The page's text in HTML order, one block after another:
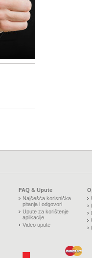
FAQ & Upute
Najčešća korisnička
pitanja i odgovori
Upute za korištenje
aplikacije
Video upute